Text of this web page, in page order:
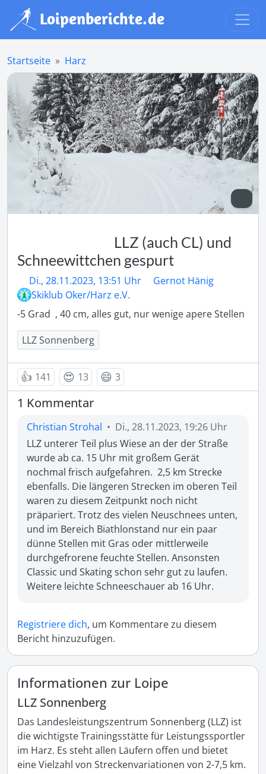
Startseite Harz
LLZ (auch CL) und
Schneewittchen gespurt
Di., 28.11.2023, 13:51 Uhr
Gernot Hänig
Skiklub Oker/Harz e.V.
-5 Grad  , 40 cm, alles gut, nur wenige apere Stellen
LLZ Sonnenberg
👍 141 😍 13 😄 3
1 Kommentar
Christian Strohal • Di., 28.11.2023, 19:26 Uhr
LLZ unterer Teil plus Wiese an der der Straße
wurde ab ca. 15 Uhr mit großem Gerät
nochmal frisch aufgefahren.  2,5 km Strecke
ebenfalls. Die längeren Strecken im oberen Teil
waren zu diesem Zeitpunkt noch nicht
präpariert. Trotz des vielen Neuschnees unten,
und im Bereich Biathlonstand nur ein paar
dünne Stellen mit Gras oder mittlerweile
durchgefrorene feuchte Stellen. Ansonsten
Classic und Skating schon sehr gut zu laufen.
Weitere leichte Schneeschauer ab 16 Uhr.
Registriere dich, um Kommentare zu diesem
Bericht hinzuzufügen.
Informationen zur Loipe
LLZ Sonnenberg
Das Landesleistungszentrum Sonnenberg (LLZ) ist
die wichtigste Trainingsstätte für Leistungssportler
im Harz. Es steht allen Läufern offen und bietet
eine Vielzahl von Streckenvariationen von 2-7,5 km.